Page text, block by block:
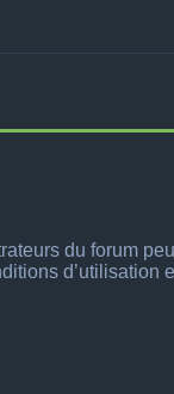
du forum
d’utilisation